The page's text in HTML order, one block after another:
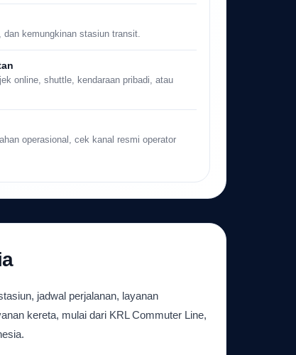
kemungkinan stasiun transit.
online, shuttle, kendaraan pribadi, atau
operasional, cek kanal resmi operator
jadwal perjalanan, layanan
kereta, mulai dari KRL Commuter Line,